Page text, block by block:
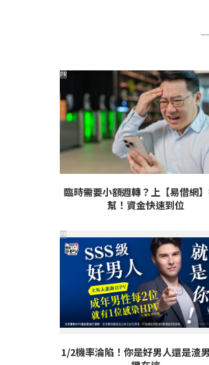
臨時需要小額週轉？上【易借網
幫！資金快速到位
PR
1/2機率淪陷！你是好男人還是渣
PR